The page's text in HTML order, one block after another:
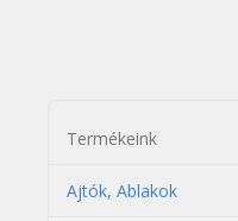
Termékeink
Ajtók, Ablakok